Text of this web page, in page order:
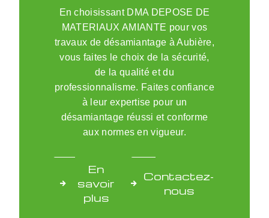
En choisissant DMA DEPOSE DE
MATERIAUX AMIANTE pour vos
travaux de désamiantage à Aubière,
vous faites le choix de la sécurité,
de la qualité et du
professionnalisme. Faites confiance
à leur expertise pour un
désamiantage réussi et conforme
aux normes en vigueur.
En
savoir
plus
Contactez-
nous